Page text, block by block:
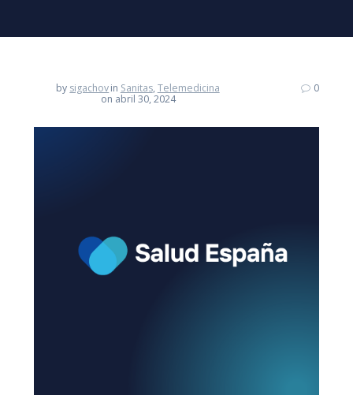
by sigachovin Sanitas, Telemedicina
on abril 30, 2024
0